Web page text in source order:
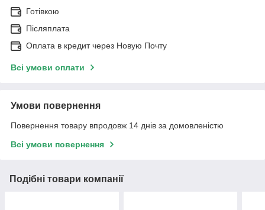
Готівкою
Післяплата
Оплата в кредит через Новую Почту
Всі умови оплати
Умови повернення
Повернення товару впродовж 14 днів за домовленістю
Всі умови повернення
Подібні товари компанії